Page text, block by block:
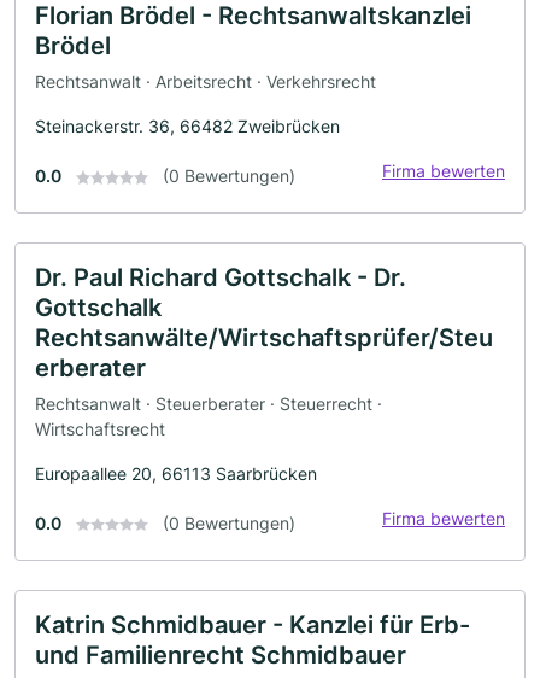
Florian Brödel - Rechtsanwaltskanzlei
Brödel
Rechtsanwalt · Arbeitsrecht · Verkehrsrecht
Steinackerstr. 36, 66482 Zweibrücken
0.0 (0 Bewertungen) Firma bewerten
Dr. Paul Richard Gottschalk - Dr.
Gottschalk
Rechtsanwälte/Wirtschaftsprüfer/Steu
erberater
Rechtsanwalt · Steuerberater · Steuerrecht ·
Wirtschaftsrecht
Europaallee 20, 66113 Saarbrücken
0.0 (0 Bewertungen) Firma bewerten
Katrin Schmidbauer - Kanzlei für Erb-
und Familienrecht Schmidbauer